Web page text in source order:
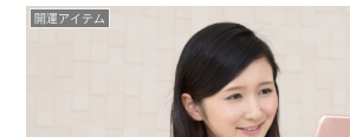
開運アイテム